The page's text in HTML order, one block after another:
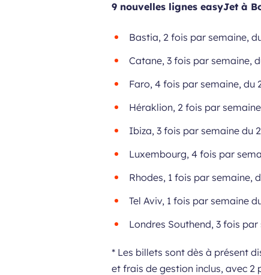
9 nouvelles lignes easyJet à
Bastia, 2 fois par semaine,
Catane, 3 fois par semaine,
Faro, 4 fois par semaine, du
Héraklion, 2 fois par
Ibiza, 3 fois par semaine du
Luxembourg, 4 fois par
Rhodes, 1 fois par semaine,
Tel Aviv, 1 fois par semaine
Londres Southend, 3 fois
* Les billets sont dès à présent
et frais de gestion inclus, avec